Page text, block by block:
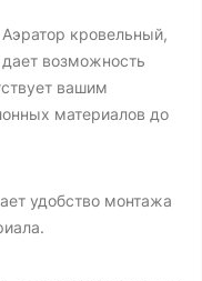
кровельный,
возможность
вашим
материалов до
удобство монтажа